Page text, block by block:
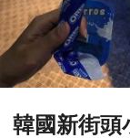
韓國新街頭